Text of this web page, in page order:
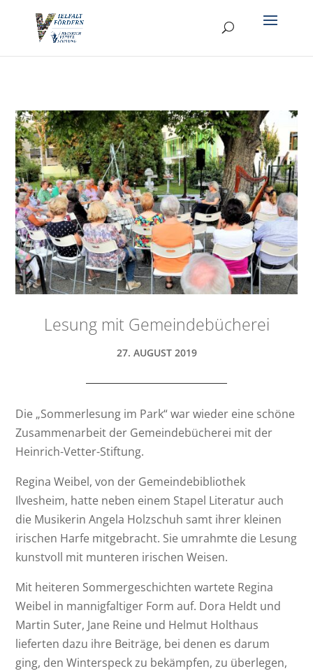
Lesung mit Gemeindebücherei
27. AUGUST 2019
Die „Sommerlesung im Park“ war wieder eine schöne
Zusammenarbeit der Gemeindebücherei mit der
Heinrich-Vetter-Stiftung.
Regina Weibel, von der Gemeindebibliothek
Ilvesheim, hatte neben einem Stapel Literatur auch
die Musikerin Angela Holzschuh samt ihrer kleinen
irischen Harfe mitgebracht. Sie umrahmte die Lesung
kunstvoll mit munteren irischen Weisen.
Mit heiteren Sommergeschichten wartete Regina
Weibel in mannigfaltiger Form auf. Dora Heldt und
Martin Suter, Jane Reine und Helmut Holthaus
lieferten dazu ihre Beiträge, bei denen es darum
ging, den Winterspeck zu bekämpfen, zu überlegen,